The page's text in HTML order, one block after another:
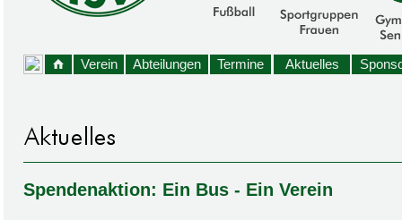
Verein Abteilungen Termine Aktuelles
Spendenaktion: Ein Bus - Ein Verein